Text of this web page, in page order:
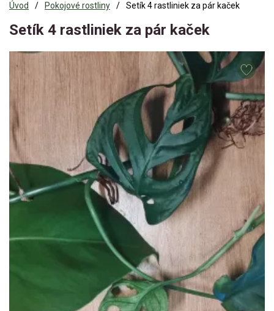
Úvod Pokojové rostliny Setík 4 rastliniek za pár kaček
Setík 4 rastliniek za pár kaček